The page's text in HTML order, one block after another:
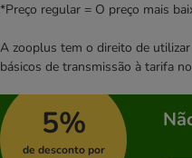
*Preço regular = O preço mais
A zooplus tem o direito de
básicos de transmissão à tarifa
5%
de desconto por